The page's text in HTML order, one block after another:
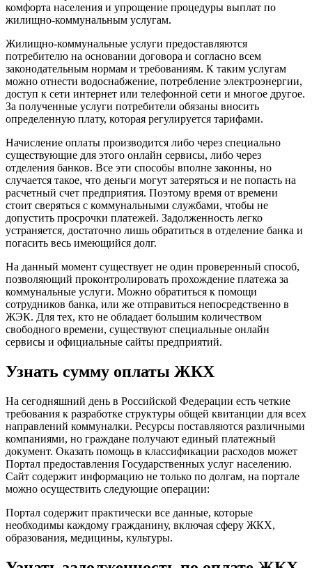
комфорта населения и упрощение процедуры выплат по
жилищно-коммунальным услугам.
Жилищно-коммунальные услуги предоставляются
потребителю на основании договора и согласно всем
законодательным нормам и требованиям. К таким услугам
можно отнести водоснабжение, потребление электроэнергии,
доступ к сети интернет или телефонной сети и многое другое.
За полученные услуги потребители обязаны вносить
определенную плату, которая регулируется тарифами.
Начисление оплаты производится либо через специально
существующие для этого онлайн сервисы, либо через
отделения банков. Все эти способы вполне законны, но
случается такое, что деньги могут затеряться и не попасть на
расчетный счет предприятия. Поэтому время от времени
стоит сверяться с коммунальными службами, чтобы не
допустить просрочки платежей. Задолженность легко
устраняется, достаточно лишь обратиться в отделение банка и
погасить весь имеющийся долг.
На данный момент существует не один проверенный способ,
позволяющий проконтролировать прохождение платежа за
коммунальные услуги. Можно обратиться к помощи
сотрудников банка, или же отправиться непосредственно в
ЖЭК. Для тех, кто не обладает большим количеством
свободного времени, существуют специальные онлайн
сервисы и официальные сайты предприятий.
Узнать сумму оплаты ЖКХ
На сегодняшний день в Российской Федерации есть четкие
требования к разработке структуры общей квитанции для всех
направлений коммуналки. Ресурсы поставляются различными
компаниями, но граждане получают единый платежный
документ. Оказать помощь в классификации расходов может
Портал предоставления Государственных услуг населению.
Сайт содержит информацию не только по долгам, на портале
можно осуществить следующие операции:
Портал содержит практически все данные, которые
необходимы каждому гражданину, включая сферу ЖКХ,
образования, медицины, культуры.